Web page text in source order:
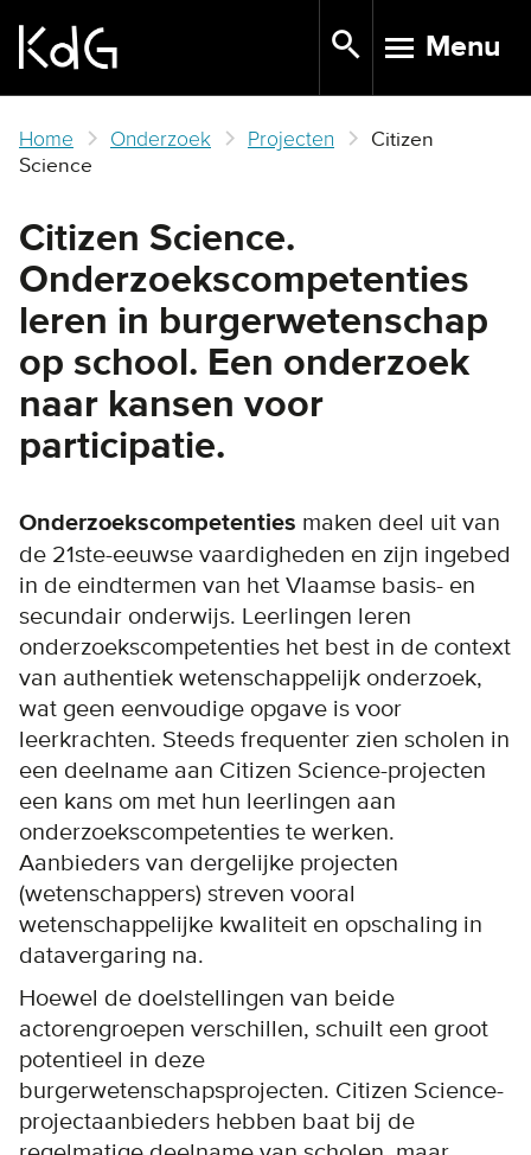
main
TOGGLE
Menu
Home Onderzoek Projecten
Citizen
Science
Citizen Science.
Onderzoekscompetenties
leren in burgerwetenschap
op school. Een onderzoek
naar kansen voor
participatie.
Onderzoekscompetenties maken deel uit van
de 21ste-eeuwse vaardigheden en zijn ingebed
in de eindtermen van het Vlaamse basis- en
secundair onderwijs. Leerlingen leren
onderzoekscompetenties het best in de context
van authentiek wetenschappelijk onderzoek,
wat geen eenvoudige opgave is voor
leerkrachten. Steeds frequenter zien scholen in
een deelname aan Citizen Science-projecten
een kans om met hun leerlingen aan
onderzoekscompetenties te werken.
Aanbieders van dergelijke projecten
(wetenschappers) streven vooral
wetenschappelijke kwaliteit en opschaling in
datavergaring na.
Hoewel de doelstellingen van beide
actorengroepen verschillen, schuilt een groot
potentieel in deze
burgerwetenschapsprojecten. Citizen Science-
projectaanbieders hebben baat bij de